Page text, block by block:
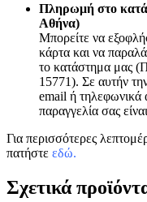
Πληρωμή στο
Αθήνα)
Μπορείτε να
κάρτα και να
το κατάστημα μας
15771). Σε αυτήν
email ή
παραγγελία σας
Για περισσότερες
πατήστε εδώ.
Σχετικά